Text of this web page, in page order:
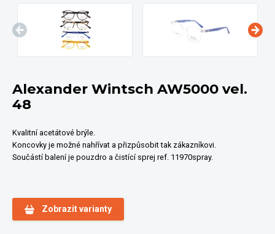
Alexander Wintsch AW5000 vel.
48
Kvalitní acetátové brýle.
Koncovky je možné nahřívat a přizpůsobit tak zákazníkovi.
Součástí balení je pouzdro a čistící sprej ref. 11970spray.
Zobrazit varianty